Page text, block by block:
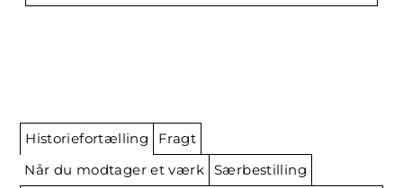
Historiefortælling
Fragt
Når du modtager et værk Særbestilling